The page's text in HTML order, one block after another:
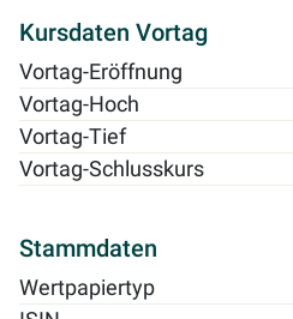
Kursdaten Vortag
Vortag-Eröffnung
Vortag-Hoch
Vortag-Tief
Vortag-Schlusskurs
Stammdaten
Wertpapiertyp